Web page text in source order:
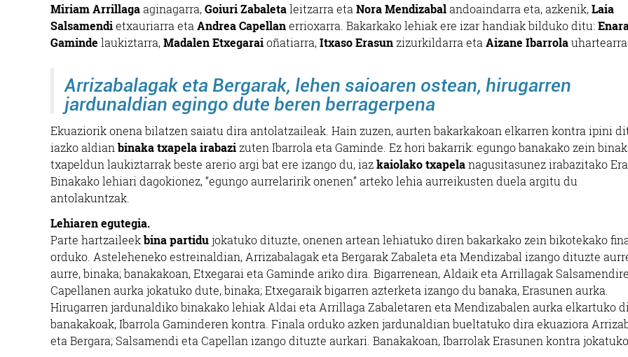
Miriam Arrillagaaginagarra,Goiuri Zabaletaleitzarra eta Nora Mendizabalandoaindarra eta, azkenik,Laia
Salsamendietxauriarra eta Andrea Capellanerrioxarra. Bakarkako lehiak ere izar handiak bilduko ditu:
Gaminde laukiztarra,Madalen Etxegaraioñatiarra,Itxaso Erasun zizurkildarra eta Aizane Ibarrolauhartearra.
Arrizabalagak eta Bergarak, lehen saioaren ostean, hirugarren
jardunaldian egingo dute beren berragerpena
Ekuaziorik onena bilatzen saiatu dira antolatzaileak. Hain zuzen, aurten bakarkakoan elkarren kontra ipini
iazko aldianbinaka txapela irabazi zuten Ibarrola eta Gaminde. Ez hori bakarrik: egungo banakako zein
txapeldun laukiztarrak beste arerio argi bat ere izango du, iazkaiolako txapelanagusitasunez irabazitako
Binakako lehiari dagokionez, “egungo aurrelaririk onenen” arteko lehia aurreikusten duela argitu du
antolakuntzak.
Lehiaren egutegia.
Parte hartzaileekbina partidu jokatuko dituzte, onenen artean lehiatuko diren bakarkako zein bikotekako
orduko. Asteleheneko estreinaldian, Arrizabalagak eta Bergarak Zabaleta eta Mendizabal izango dituzte
aurre, binaka; banakakoan, Etxegarai eta Gaminde ariko dira. Bigarrenean, Aldaik eta Arrillagak
Capellanen aurka jokatuko dute, binaka; Etxegaraik bigarren azterketa izango du banaka, Erasunen aurka.
Hirugarren jardunaldiko binakako lehiak Aldai eta Arrillaga Zabaletaren eta Mendizabalen aurka elkartuko
banakakoak, Ibarrola Gaminderen kontra. Finala orduko azken jardunaldian bueltatuko dira ekuaziora
eta Bergara; Salsamendi eta Capellan izango dituzte aurkari. Banakakoan, Ibarrolak Erasunen kontra jokatuko